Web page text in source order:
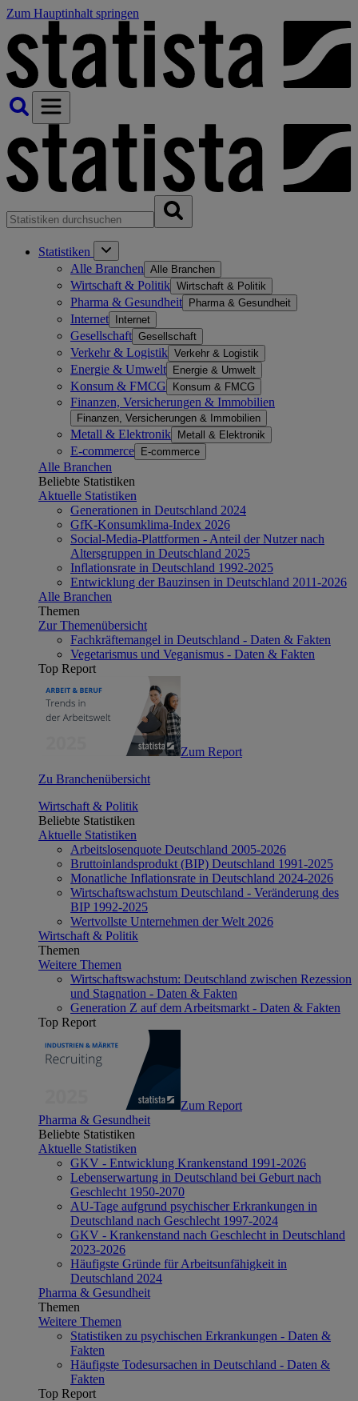
Zum Hauptinhalt springen
Statistiken
Alle Branchen Alle Branchen
Wirtschaft & Politik Wirtschaft & Politik
Pharma & Gesundheit Pharma & Gesundheit
Internet Internet
Gesellschaft Gesellschaft
Verkehr & Logistik Verkehr & Logistik
Energie & Umwelt Energie & Umwelt
Konsum & FMCG Konsum & FMCG
Finanzen, Versicherungen & Immobilien
Finanzen, Versicherungen & Immobilien
Metall & Elektronik Metall & Elektronik
E-commerce E-commerce
Alle Branchen
Beliebte Statistiken
Aktuelle Statistiken
Generationen in Deutschland 2024
GfK-Konsumklima-Index 2026
Social-Media-Plattformen - Anteil der Nutzer nach
Altersgruppen in Deutschland 2025
Inflationsrate in Deutschland 1992-2025
Entwicklung der Bauzinsen in Deutschland 2011-2026
Alle Branchen
Themen
Zur Themenübersicht
Fachkräftemangel in Deutschland - Daten & Fakten
Vegetarismus und Veganismus - Daten & Fakten
Top Report
Zum Report
Zu Branchenübersicht
Wirtschaft & Politik
Beliebte Statistiken
Aktuelle Statistiken
Arbeitslosenquote Deutschland 2005-2026
Bruttoinlandsprodukt (BIP) Deutschland 1991-2025
Monatliche Inflationsrate in Deutschland 2024-2026
Wirtschaftswachstum Deutschland - Veränderung des
BIP 1992-2025
Wertvollste Unternehmen der Welt 2026
Wirtschaft & Politik
Themen
Weitere Themen
Wirtschaftswachstum: Deutschland zwischen Rezession
und Stagnation - Daten & Fakten
Generation Z auf dem Arbeitsmarkt - Daten & Fakten
Top Report
Zum Report
Pharma & Gesundheit
Beliebte Statistiken
Aktuelle Statistiken
GKV - Entwicklung Krankenstand 1991-2026
Lebenserwartung in Deutschland bei Geburt nach
Geschlecht 1950-2070
AU-Tage aufgrund psychischer Erkrankungen in
Deutschland nach Geschlecht 1997-2024
GKV - Krankenstand nach Geschlecht in Deutschland
2023-2026
Häufigste Gründe für Arbeitsunfähigkeit in
Deutschland 2024
Pharma & Gesundheit
Themen
Weitere Themen
Statistiken zu psychischen Erkrankungen - Daten &
Fakten
Häufigste Todesursachen in Deutschland - Daten &
Fakten
Top Report